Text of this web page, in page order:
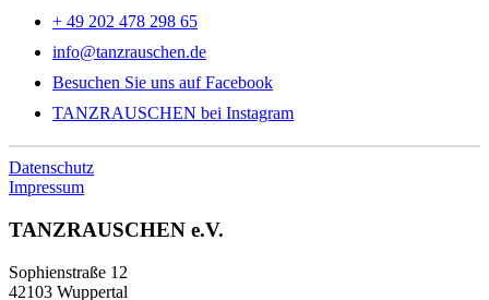
+ 49 202 478 298 65
info@tanzrauschen.de
Besuchen Sie uns auf Facebook
TANZRAUSCHEN bei Instagram
Datenschutz
Impressum
TANZRAUSCHEN e.V.
Sophienstraße 12
42103 Wuppertal